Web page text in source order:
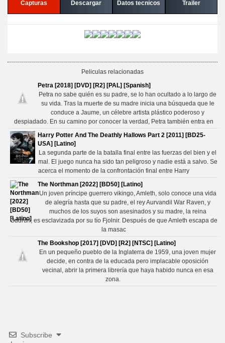
Capturas Descargar Datos tecnicos Trailer
Peliculas relacionadas
Petra [2018] [DVD] [R2] [PAL] [Spanish]
Petra no sabe quién es su padre, se lo han ocultado a lo largo de
su vida. Tras la muerte de su madre inicia una búsqueda que le
conduce a Jaume, un célebre artista plástico poderoso y
despiadado. En su camino por conocer la verdad, Petra también entra en
Harry Potter And The Deathly Hallows Part 2 [2011] [BD25-
USA] [Latino]
La segunda parte de la batalla final entre las fuerzas del bien y el
mal. El juego nunca ha sido tan peligroso y nadie está a salvo. Se
acerca el momento de la confrontación final entre Harry
The Northman [2022] [BD50] [Latino]
Un joven príncipe guerrero vikingo, Amleth, solo conoce una vida
de alegría hasta que su padre, el rey Aurvandil War Raven, y
muchos de los suyos son asesinados y su madre, la reina
Gudrun, es esclavizada por su tío Fjolnir. Después de que Amleth escapa de
la masac
The Bookshop [2017] [DVD] [R2] [NTSC] [Latino]
En un pequeño pueblo de la Inglaterra de 1959, una joven mujer
decide, en contra de la educada pero implacable oposición
vecinal, abrir la primera librería que haya habido nunca en esa
zona.
Subscribe